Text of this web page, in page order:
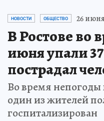
НОВОСТИ ОБЩЕСТВО 26 июня
В Ростове во
июня упали
пострадал
Во время
один из жителей
госпитализирован